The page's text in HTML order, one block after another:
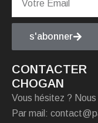
s'abonner
CONTACTER
CHOGAN
Vous hésitez ?
Par mail: